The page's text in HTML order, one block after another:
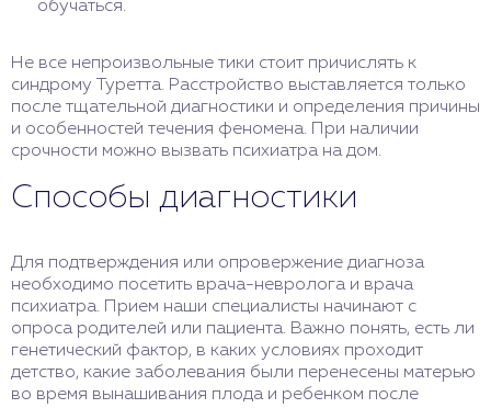
обучаться.
Не все непроизвольные тики стоит причислять к
синдрому Туретта. Расстройство выставляется только
после тщательной диагностики и определения причины
и особенностей течения феномена. При наличии
срочности можно вызвать психиатра на дом.
Способы диагностики
Для подтверждения или опровержение диагноза
необходимо посетить врача-невролога и врача
психиатра. Прием наши специалисты начинают с
опроса родителей или пациента. Важно понять, есть ли
генетический фактор, в каких условиях проходит
детство, какие заболевания были перенесены матерью
во время вынашивания плода и ребенком после